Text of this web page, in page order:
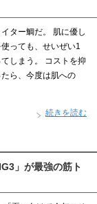
ター鯛だ。 肌に優し
っても、せいぜい1
しまう。 コストを抑
ら、今度は肌への
続きを読む
」が最強の筋ト